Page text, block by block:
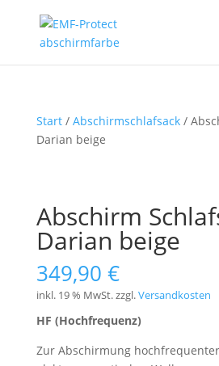
Start/ Abschirmschlafsack/
Darian beige
Abschirm
Darian beige
349,90 €
inkl. 19 % MwSt.zzgl.Versandkosten
HF (Hochfrequenz)
Zur Abschirmung hochfrequenter